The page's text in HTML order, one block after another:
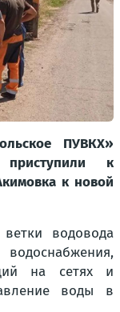
ПУВКХ»
к
к новой
водовода
на сетях и
воды в